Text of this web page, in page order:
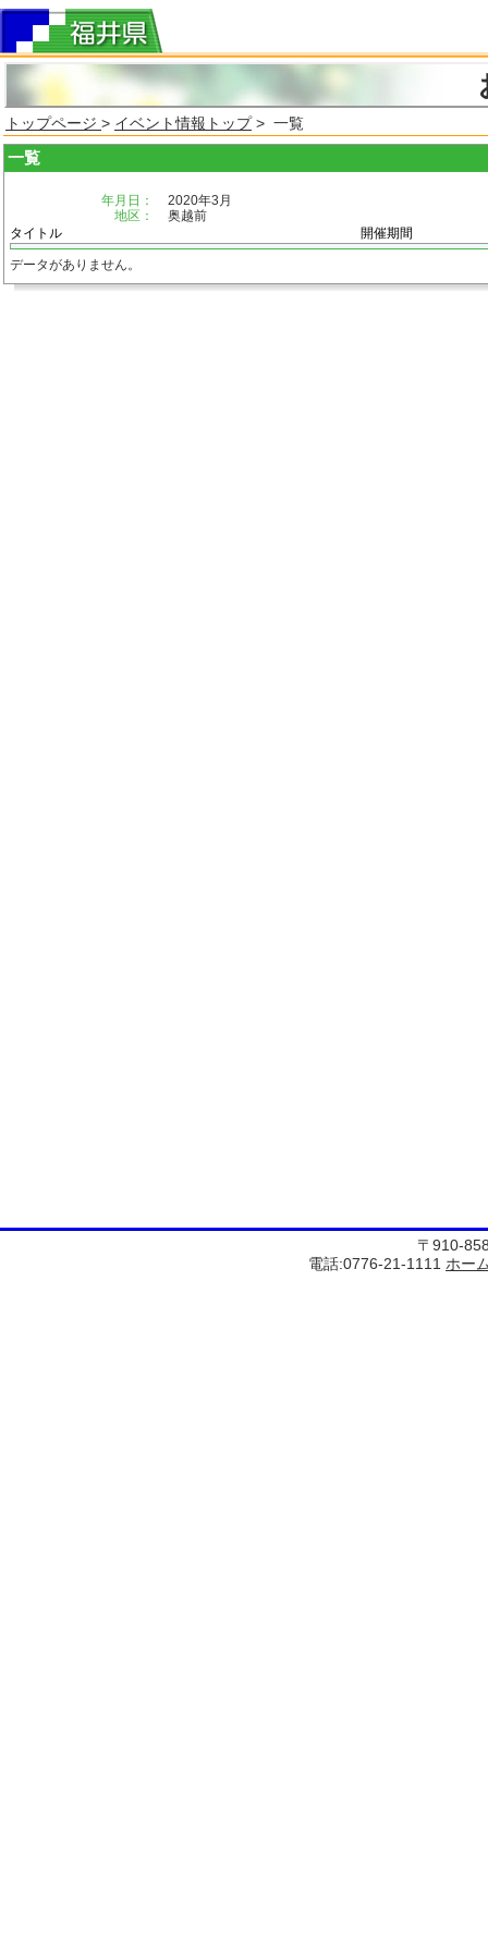
トップページ > イベント情報トップ> 一覧
一覧
年月日：
2020年3月
地区：
奥越前
タイトル
開催期間
データがありません。
〒910-
電話:0776-21-1111 ホー